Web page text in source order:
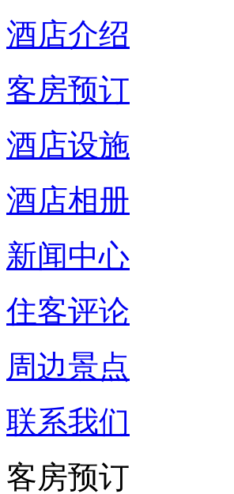
酒店介绍
客房预订
酒店设施
酒店相册
新闻中心
住客评论
周边景点
联系我们
客房预订